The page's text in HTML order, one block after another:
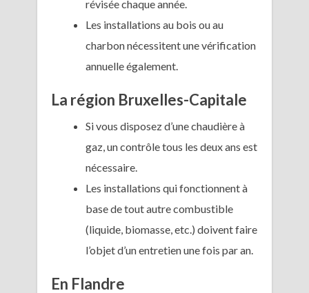
révisée chaque année.
Les installations au bois ou au
charbon nécessitent une vérification
annuelle également.
La région Bruxelles-Capitale
Si vous disposez d’une chaudière à
gaz, un contrôle tous les deux ans est
nécessaire.
Les installations qui fonctionnent à
base de tout autre combustible
(liquide, biomasse, etc.) doivent faire
l’objet d’un entretien une fois par an.
En Flandre